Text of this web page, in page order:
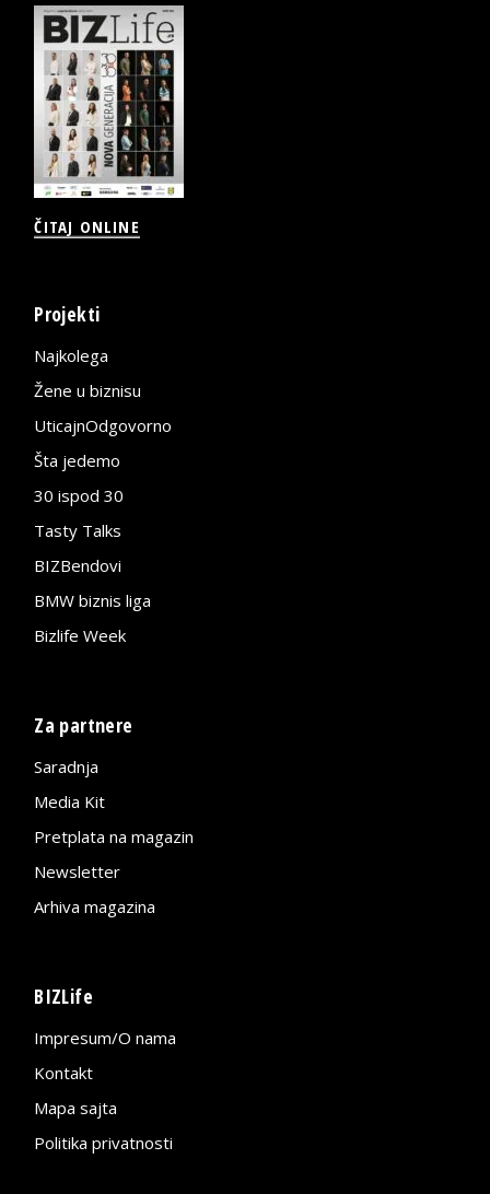
ČITAJ ONLINE
Projekti
Najkolega
Žene u biznisu
UticajnOdgovorno
Šta jedemo
30 ispod 30
Tasty Talks
BIZBendovi
BMW biznis liga
Bizlife Week
Za partnere
Saradnja
Media Kit
Pretplata na magazin
Newsletter
Arhiva magazina
BIZLife
Impresum/O nama
Kontakt
Mapa sajta
Politika privatnosti